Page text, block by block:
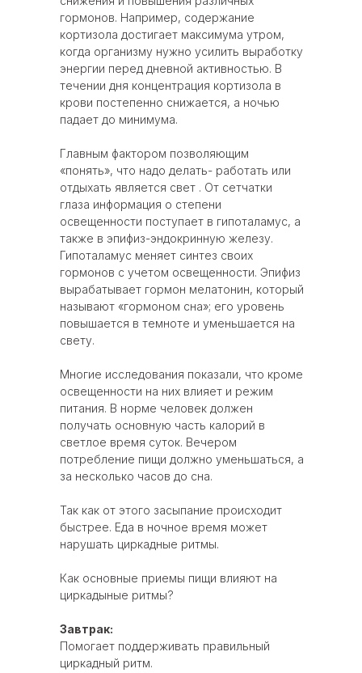
гормонов. Например, содержание
кортизола достигает максимума утром,
когда организму нужно усилить выработку
энергии перед дневной активностью. В
течении дня концентрация кортизола в
крови постепенно снижается, а ночью
падает до минимума.
Главным фактором позволяющим
«понять», что надо делать- работать или
отдыхать является свет . От сетчатки
глаза информация о степени
освещенности поступает в гипоталамус, а
также в эпифиз-эндокринную железу.
Гипоталамус меняет синтез своих
гормонов с учетом освещенности. Эпифиз
вырабатывает гормон мелатонин, который
называют «гормоном сна»; его уровень
повышается в темноте и уменьшается на
свету.
Многие исследования показали, что кроме
освещенности на них влияет и режим
питания. В норме человек должен
получать основную часть калорий в
светлое время суток. Вечером
потребление пищи должно уменьшаться, а
за несколько часов до сна.
Так как от этого засыпание происходит
быстрее. Еда в ночное время может
нарушать циркадные ритмы.
Как основные приемы пищи влияют на
циркадыные ритмы?
Завтрак:
Помогает поддерживать правильный
циркадный ритм.